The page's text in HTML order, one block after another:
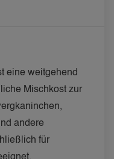
eine weitgehend
Mischkost zur
andere
für